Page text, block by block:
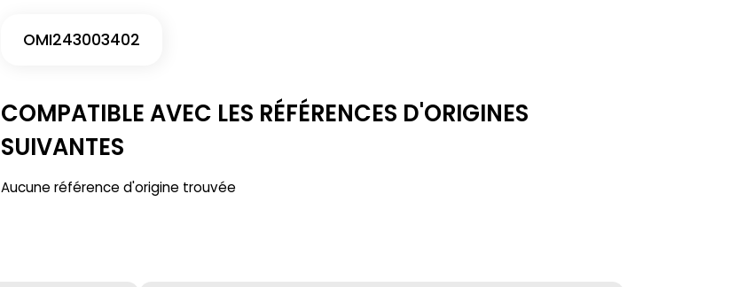
OMI243003402
COMPATIBLE AVEC LES RÉFÉRENCES D'ORIGINES
SUIVANTES
Aucune référence d'origine trouvée